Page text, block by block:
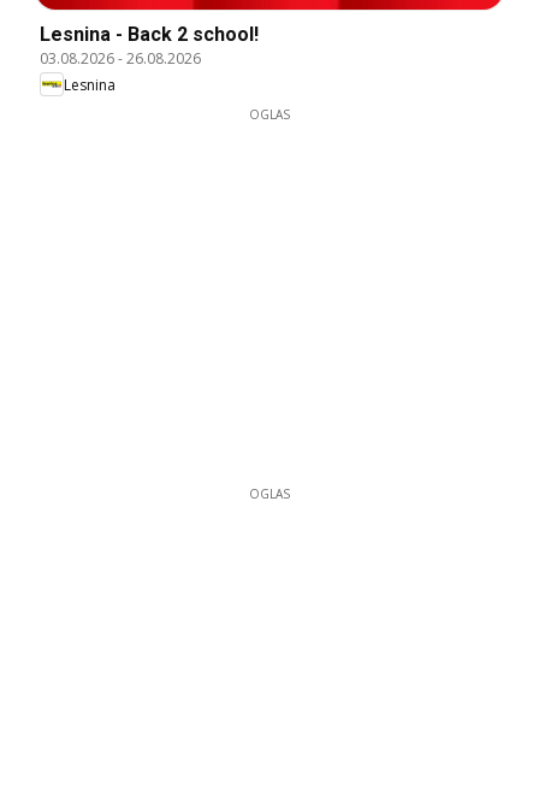
Lesnina - Back 2 school!
03.08.2026-26.08.2026
Lesnina
OGLAS
OGLAS